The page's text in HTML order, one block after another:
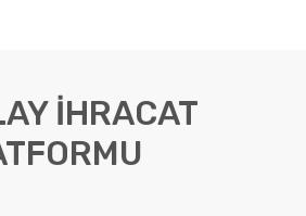
İHRACAT